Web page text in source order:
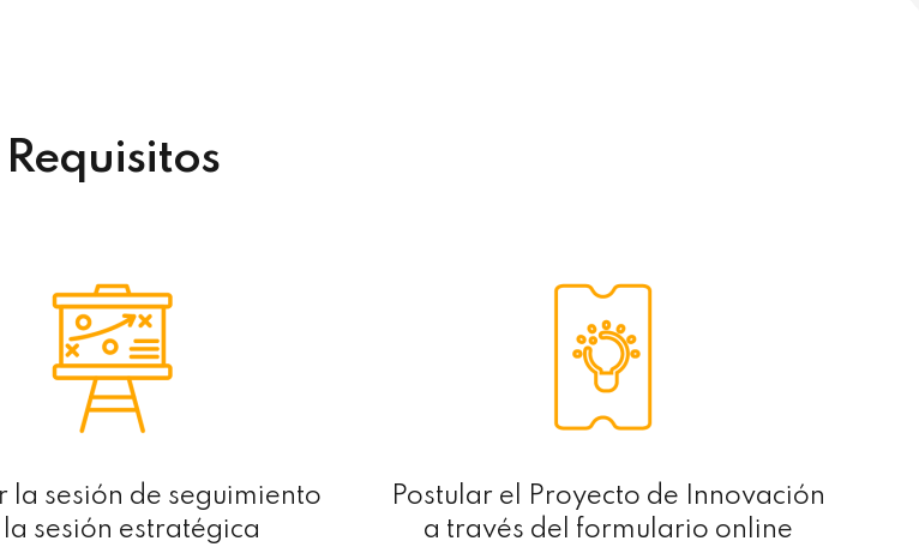
Requisitos
la sesión de seguimiento
sesión estratégica
Postular el Proyecto de Innovación
a través del formulario online